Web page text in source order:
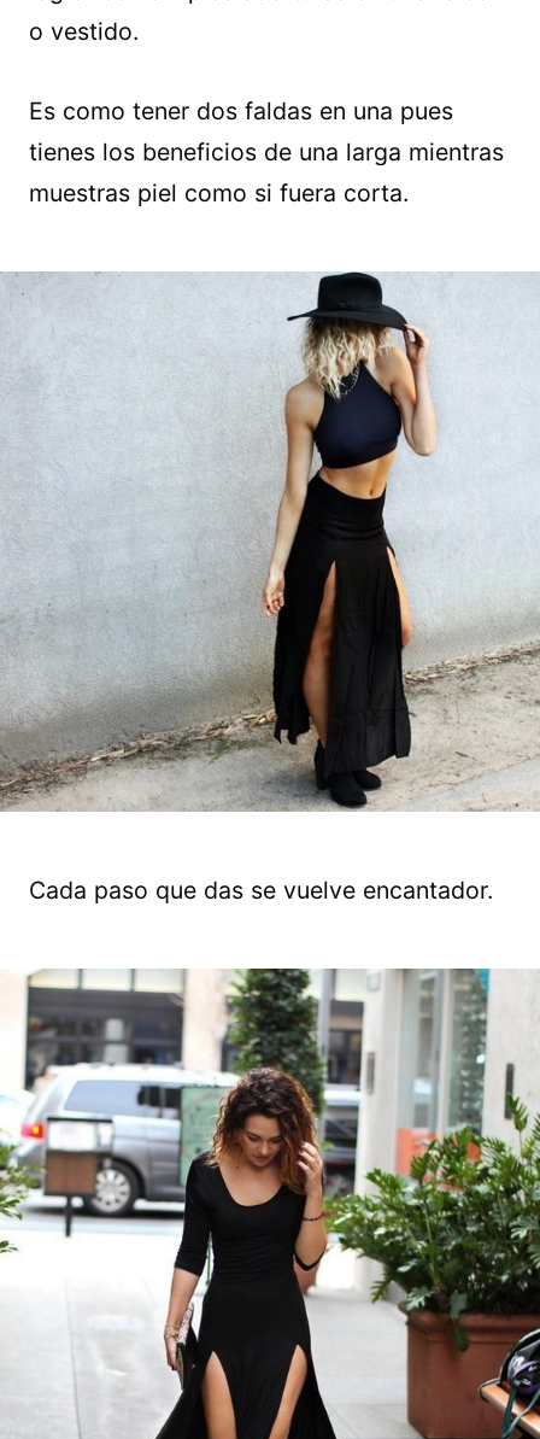
o vestido.
Es como tener dos faldas en una pues
tienes los beneficios de una larga mientras
muestras piel como si fuera corta.
Cada paso que das se vuelve encantador.